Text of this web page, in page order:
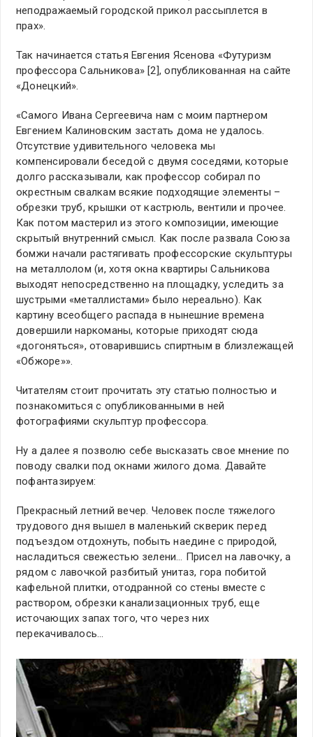
неподражаемый городской прикол рассыплется в
прах».
Так начинается статья Евгения Ясенова «Футуризм
профессора Сальникова» [2], опубликованная на сайте
«Донецкий».
«Самого Ивана Сергеевича нам с моим партнером
Евгением Калиновским застать дома не удалось.
Отсутствие удивительного человека мы
компенсировали беседой с двумя соседями, которые
долго рассказывали, как профессор собирал по
окрестным свалкам всякие подходящие элементы –
обрезки труб, крышки от кастрюль, вентили и прочее.
Как потом мастерил из этого композиции, имеющие
скрытый внутренний смысл. Как после развала Союза
бомжи начали растягивать профессорские скульптуры
на металлолом (и, хотя окна квартиры Сальникова
выходят непосредственно на площадку, уследить за
шустрыми «металлистами» было нереально). Как
картину всеобщего распада в нынешние времена
довершили наркоманы, которые приходят сюда
«догоняться», отоварившись спиртным в близлежащей
«Обжоре»».
Читателям стоит прочитать эту статью полностью и
познакомиться с опубликованными в ней
фотографиями скульптур профессора.
Ну а далее я позволю себе высказать свое мнение по
поводу свалки под окнами жилого дома. Давайте
пофантазируем:
Прекрасный летний вечер. Человек после тяжелого
трудового дня вышел в маленький скверик перед
подъездом отдохнуть, побыть наедине с природой,
насладиться свежестью зелени… Присел на лавочку, а
рядом с лавочкой разбитый унитаз, гора побитой
кафельной плитки, отодранной со стены вместе с
раствором, обрезки канализационных труб, еще
источающих запах того, что через них
перекачивалось…